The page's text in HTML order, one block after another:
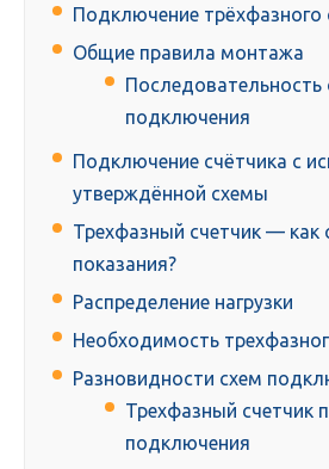
Подключение трёхфазного
Общие правила монтажа
Последовательность
подключения
Подключение счётчика с
утверждённой схемы
Трехфазный счетчик — как
показания?
Распределение нагрузки
Необходимость
Разновидности схем
Трехфазный счетчик
подключения